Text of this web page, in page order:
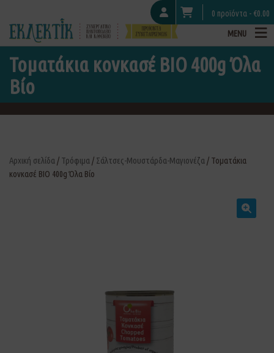
0 προϊόντα - €0.00
MENU
Τοματάκια κονκασέ ΒΙΟ 400g Όλα
Βίο
Αρχική σελίδα / Τρόφιμα / Σάλτσες-Μουστάρδα-Μαγιονέζα / Τοματάκια
κονκασέ ΒΙΟ 400g Όλα Βίο